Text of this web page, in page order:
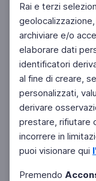
Rai e terzi
archiviare e/o
elaborare dati
identificatori
al fine di creare,
personalizzati,
derivare
prestare, rifiutare
incorrere in
puoi visionare qui
Premendo